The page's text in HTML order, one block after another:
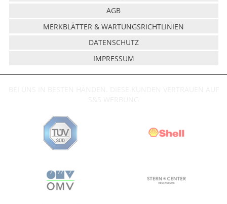
AGB
MERKBLÄTTER & WARTUNGSRICHTLINIEN
DATENSCHUTZ
IMPRESSUM